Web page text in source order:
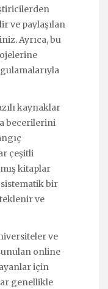
ve paylaşılan
Ayrıca, bu
kaynaklar
becerilerini
çeşitli
kitaplar
bir
ve
ve
online
için
genellikle